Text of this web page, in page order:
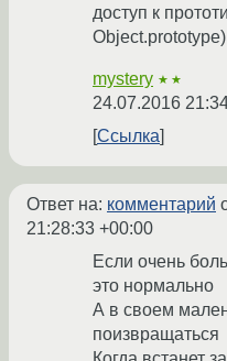
доступ к
Object.prototype)
mystery ★★
24.07.2016
Ссылка
Ответ на: комментарий
21:28:33 +00:00
Если очень
это нормально
А в своем
поизвращаться